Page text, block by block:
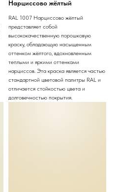
Нарциссово жёлтый
RAL 1007 Нарциссово жёлтый
представляет собой
высококачественную порошковую
краску, обладающую насыщенным
оттенком жёлтого, вдохновленным
теплыми и яркими оттенками
нарциссов. Эта краска является частью
стандартной цветовой палитры RAL и
отличается стойкостью цвета и
долговечностью покрытия.